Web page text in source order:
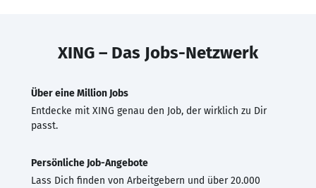
XING – Das Jobs-Netzwerk
Über eine Million Jobs
Entdecke mit XING genau den Job, der wirklich zu Dir
passt.
Persönliche Job-Angebote
Lass Dich finden von Arbeitgebern und über 20.000